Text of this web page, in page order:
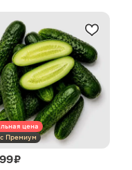
цена
Премиум
₽